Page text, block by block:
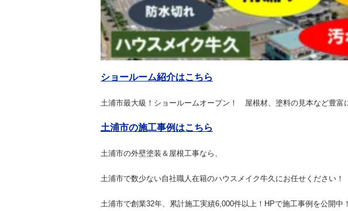
ショールーム紹介はこちら
土浦市最大級！ショールームオープン！ 屋根材、塗料の見本など豊富
土浦市の施工事例はこちら
土浦市の外壁塗装＆屋根工事なら、
土浦市で数少ない自社職人在籍のハウスメイク牛久にお任せください！
土浦市で創業32年、累計施工実績6,000件以上！HPで施工事例を公開中！